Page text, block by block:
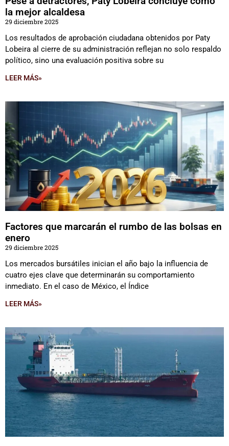
la mejor alcaldesa
29 diciembre 2025
Los resultados de aprobación ciudadana obtenidos por Paty
Lobeira al cierre de su administración reflejan no solo respaldo
político, sino una evaluación positiva sobre su
LEER MÁS»
Factores que marcarán el rumbo de las bolsas en
enero
29 diciembre 2025
Los mercados bursátiles inician el año bajo la influencia de
cuatro ejes clave que determinarán su comportamiento
inmediato. En el caso de México, el Índice
LEER MÁS»